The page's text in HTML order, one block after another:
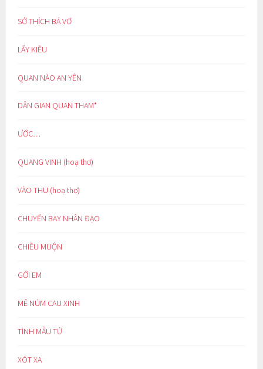
SỞ THÍCH BÁ VƠ
LẨY KIỀU
QUAN NÀO AN YÊN
DÂN GIAN QUAN THAM*
ƯỚC…
QUANG VINH (hoạ thơ)
VÀO THU (hoạ thơ)
CHUYẾN BAY NHÂN ĐẠO
CHIỀU MUỘN
GỞI EM
MÊ NÚM CAU XINH
TÌNH MẪU TỬ
XÓT XA